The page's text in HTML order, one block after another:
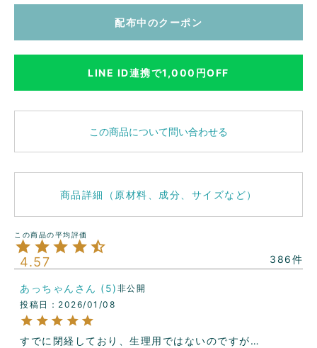
配布中のクーポン
LINE ID連携で1,000円OFF
この商品について問い合わせる
商品詳細（原材料、成分、サイズなど）
4.57 386
あっちゃん 5 非公開
投稿日
2026/01/08
すでに閉経しており、生理用ではないのですが…